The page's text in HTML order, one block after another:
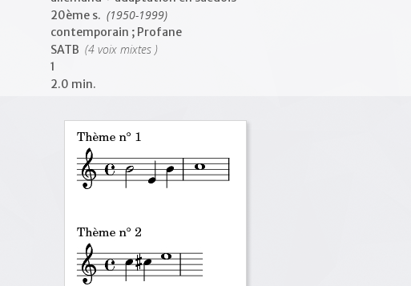
20ème s. (1950-1999)
contemporain ; Profane
SATB (4 voix mixtes )
1
2.0 min.